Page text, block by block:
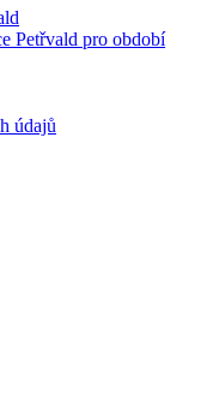
Petřvald pro období
údajů